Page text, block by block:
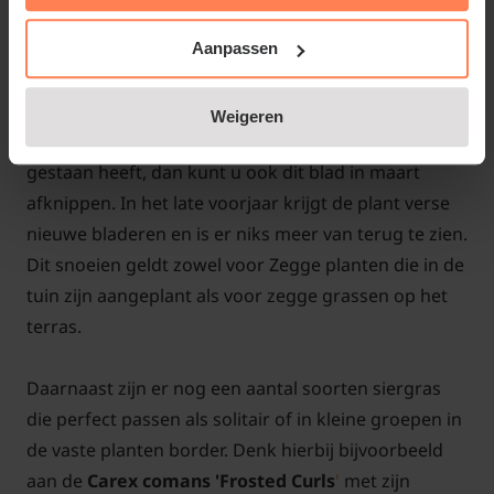
Aanpassen
Weigeren
beste tijd is begin maart) af. Er blijft een pol over van
ongeveer 10 cm hoog.
Als het blad van de Carex morrowii 'Variegata' te
geel gekleurd is doordat de plant flink in de zon
gestaan heeft, dan kunt u ook dit blad in maart
afknippen. In het late voorjaar krijgt de plant verse
nieuwe bladeren en is er niks meer van terug te zien.
Dit snoeien geldt zowel voor Zegge planten die in de
tuin zijn aangeplant als voor zegge grassen op het
terras.
Daarnaast zijn er nog een aantal soorten siergras
die perfect passen als solitair of in kleine groepen in
de vaste planten border. Denk hierbij bijvoorbeeld
aan de Carex comans 'Frosted Curls' met zijn